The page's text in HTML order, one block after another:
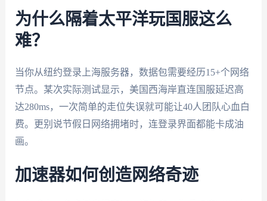
为什么隔着太平洋玩国服这么
难？
当你从纽约登录上海服务器，数据包需要经历15+个网络
节点。某次实际测试显示，美国西海岸直连国服延迟高
达280ms，一次简单的走位失误就可能让40人团队心血白
费。更别说节假日网络拥堵时，连登录界面都能卡成油
画。
加速器如何创造网络奇迹